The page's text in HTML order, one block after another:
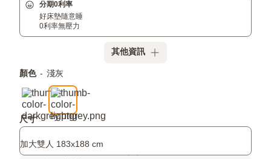
床
口
計
透
技
德
創
Slats
平
鋪
結
構，
更
省
時
分期0利率
好床墊隨意睡
0利率無壓力
其他資訊
附
加
項
目
顏色 - 淺灰
尺寸
加大雙人 183x188 cm